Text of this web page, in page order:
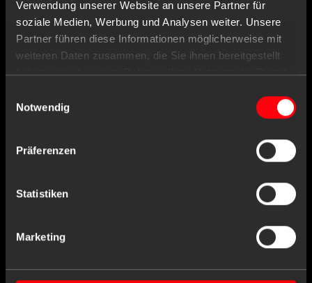
Verwendung unserer Website an unsere Partner für
soziale Medien, Werbung und Analysen weiter. Unsere
Partner führen diese Informationen möglicherweise mit
weiteren Daten zusammen, die Sie ihnen bereitgestellt
haben oder die sie im Rahmen Ihrer Nutzung der Dienste
Notwendig
Präferenzen
Statistiken
Marketing
Disposable glove dispenser, glove dispenser
holder, 389 x 226 x 82 mm, stainless steel